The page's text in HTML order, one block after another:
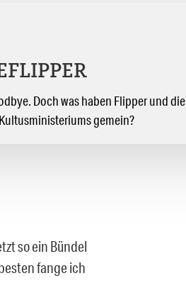
Doch was haben Flipper und die
gemein?
so ein Bündel
fange ich